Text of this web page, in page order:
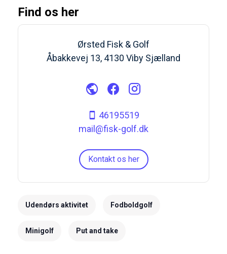
Find os her
Ørsted Fisk & Golf
Åbakkevej 13, 4130 Viby Sjælland
46195519
mail@fisk-golf.dk
Kontakt os her
Udendørs aktivitet Fodboldgolf
Minigolf Put and take